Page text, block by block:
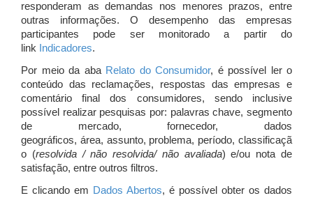
responderam as demandas nos menores prazos, entre
outras informações. O desempenho das empresas
participantes pode ser monitorado a partir do
link Indicadores.
Por meio da aba Relato do Consumidor, é possível ler o
conteúdo das reclamações, respostas das empresas e
comentário final dos consumidores, sendo inclusive
possível realizar pesquisas por: palavras chave, segmento
de mercado, fornecedor, dados
geográficos, área, assunto, problema, período, classificaçã
o (resolvida / não resolvida/ não avaliada) e/ou nota de
satisfação, entre outros filtros.
E clicando em Dados Abertos, é possível obter os dados